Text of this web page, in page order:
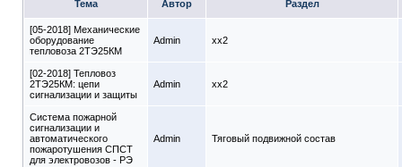
Тема Автор Раздел
[05-2018] Механические
оборудование
тепловоза 2ТЭ25КМ
Admin xx2
[02-2018] Тепловоз
2ТЭ25КМ: цепи
сигнализации и защиты
Admin xx2
Система пожарной
сигнализации и
автоматического
пожаротушения СПСТ
для электровозов - РЭ
Admin Тяговый подвижной состав